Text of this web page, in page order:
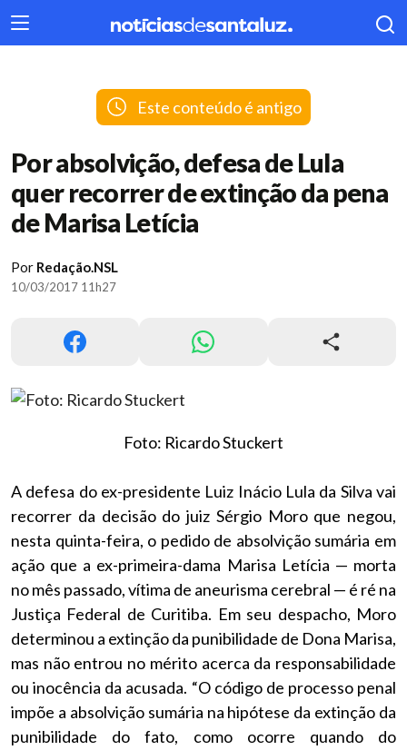
404
Este conteúdo é antigo
Por absolvição, defesa de Lula
quer recorrer de extinção da pena
de Marisa Letícia
Por Redação.NSL
10/03/2017 11h27
Foto: Ricardo Stuckert
A defesa do ex-presidente Luiz Inácio Lula da Silva vai
recorrer da decisão do juiz Sérgio Moro que negou,
nesta quinta-feira, o pedido de absolvição sumária em
ação que a ex-primeira-dama Marisa Letícia — morta
no mês passado, vítima de aneurisma cerebral — é ré na
Justiça Federal de Curitiba. Em seu despacho, Moro
determinou a extinção da punibilidade de Dona Marisa,
mas não entrou no mérito acerca da responsabilidade
ou inocência da acusada. “O código de processo penal
impõe a absolvição sumária na hipótese da extinção da
punibilidade do fato, como ocorre quando do